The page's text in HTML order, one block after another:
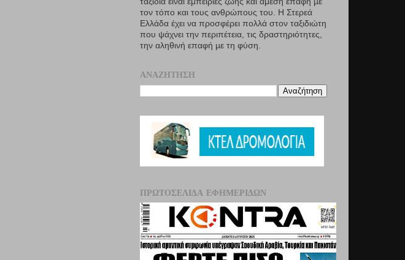
τον τόπο και τους ανθρώπους του. Η Στερεά
Ελλάδα έχει να προσφέρει πολλά στον ταξιδιώτη
που ψάχνει την περιπέτεια, τις δραστηριότητες,
την αληθινή επαφή µε τη φύση.
ΑΝΑΖΉΤΗΣΗ
ΠΡΩΤΟΣΈΛΙΔΑ ΕΦΗΜΕΡΊΔΩΝ